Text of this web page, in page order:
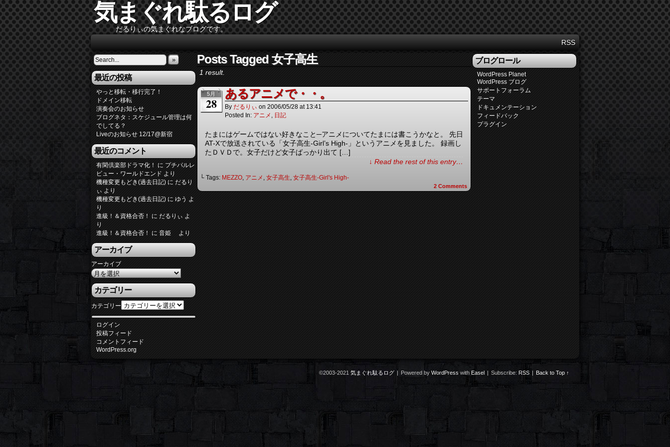
気まぐれ駄るログ
だるりぃの気まぐれなブログです。
RSS
»
最近の投稿
やっと移転・移行完了！
ドメイン移転
演奏会のお知らせ
ブログネタ：スケジュール管理は何
でしてる？
Liveのお知らせ 12/17@新宿
最近のコメント
有閑倶楽部ドラマ化！ に プチパルレ
ビュー・ワールドエンド より
機種変更もどき(過去日記) に だるり
ぃ より
機種変更もどき(過去日記) に ゆう よ
り
進級！＆資格合否！
に だるりぃ よ
り
進級！＆資格合否！
に 音姫 より
アーカイブ
アーカイブ
カテゴリー
カテゴリー
ログイン
投稿フィード
コメントフィード
WordPress.org
Posts Tagged 女子高生
1 result.
5月
28
あるアニメで・・。
By だるりぃ on 2006/05/28 at 13:41
Posted In: アニメ , 日記
たまにはゲームではない好きなこと─アニメについてたまには書こうかなと。 先日
AT-Xで放送されている「女子高生-Girl’s High-」というアニメを見ました。 録画し
たＤＶＤで。女子だけど女子ばっかり出て […]
↓ Read the rest of this entry…
└ Tags: MEZZO, アニメ , 女子高生, 女子高生-Girl's High-
2 Comments
ブログロール
WordPress Planet
WordPress ブログ
サポートフォーラム
テーマ
ドキュメンテーション
フィードバック
プラグイン
©2003-2021 気まぐれ駄るログ | Powered by WordPress with Easel | Subscribe: RSS | Back to Top ↑